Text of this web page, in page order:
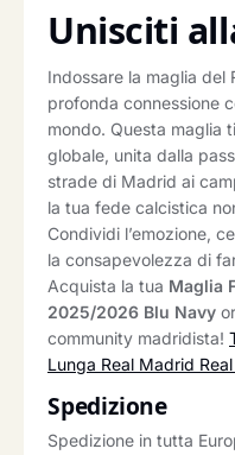
Unisciti
Indossare la maglia del
profonda connessione
mondo. Questa maglia
globale, unita dalla
strade di Madrid ai
la tua fede calcistica
Condividi l’emozione,
la consapevolezza di
Acquista la tua Maglia
2025/2026 Blu Navy
community madridista!
Lunga Real Madrid
Spedizione
Spedizione in tutta